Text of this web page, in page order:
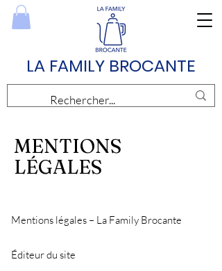
LA FAMILY BROCANTE
MENTIONS
LÉGALES
Mentions légales – La Family Brocante
Éditeur du site